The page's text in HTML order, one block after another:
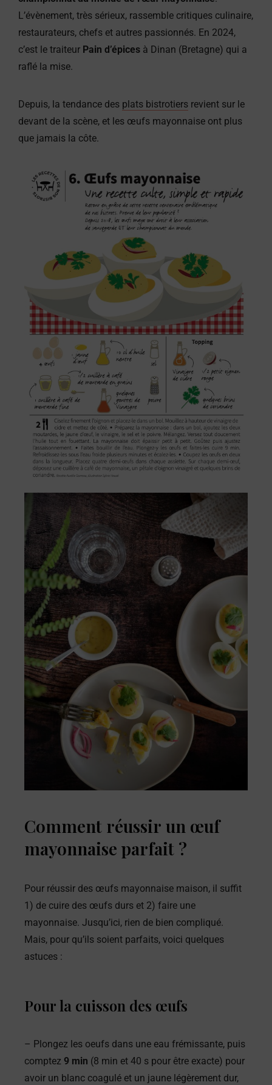
L’évènement, très sérieux, rassemble critiques culinaire,
restaurateurs, chefs et autres passionnés. En 2024,
c’est le traiteur Pain d’épices à Dinan (Bretagne) qui a
raflé la mise.
Depuis, la tendance des plats bistrotiers revient sur le
devant de la scène, et les œufs mayonnaise ont plus
que jamais la côte.
Comment réussir un œuf
mayonnaise parfait ?
Pour réussir des œufs mayonnaise maison, il suffit
1) de cuire des œufs durs et 2) faire une
mayonnaise. Jusqu’ici, rien de bien compliqué.
Mais, pour qu’ils soient parfaits, voici quelques
astuces :
Pour la cuisson des œufs
– Plongez les oeufs dans une eau frémissante, puis
comptez 9 min (8 min et 40 s pour être exacte) pour
avoir un blanc coagulé et un jaune légèrement dur,